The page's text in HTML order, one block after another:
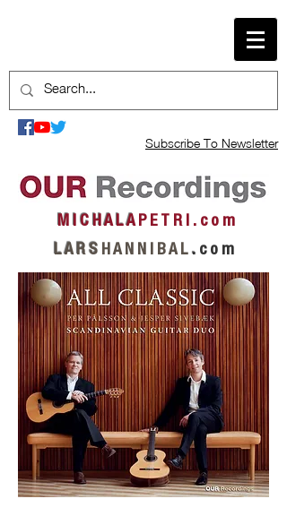
Subscribe To Newsletter
M I C H A L AP E T R I . c o m
L A R S H A N N I B A L . c o m